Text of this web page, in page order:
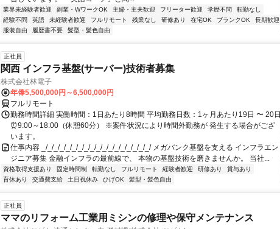
業界未経験者歓迎 副業・WワークOK 主婦・主夫歓迎 フリーター歓迎 学歴不問
転勤なし
経験不問
英語 未経験者歓迎 フルリモート 残業なし 研修あり 在宅OK ブランクOK
長期歓迎
服装自由
履歴書不要 髪型・髪色自由
正社員
関西 インフラ基盤(サーバー)技術者募集
株式会社林電子
年俸5,500,000円～6,500,000円
フルリモート
勤務時間詳細 実働時間：1日あたり8時間 平均勤務日数：1ヶ月あたり19日 〜 20日
⏰9:00～18:00（休憩60分） ※案件状況により時間外勤務が 発生する場合がござ
います。
仕事内容 _/_/_/_/_/_/_/_/_/_/_/_/_/_/_/_/_/_/ メガバンク基盤を支える インフラエン
ジニア募集 金融インフラの最前線で、 本物の基盤技術を磨きませんか。 当社...
資格取得支援あり 固定時間制 転勤なし フルリモート 経験者歓迎 研修あり
賞与あり
育休あり
交通費支給 土日祝休み ひげOK 髪型・髪色自由
正社員
ママのリフォーム工業用ミシンの修理や保守メンテナンス